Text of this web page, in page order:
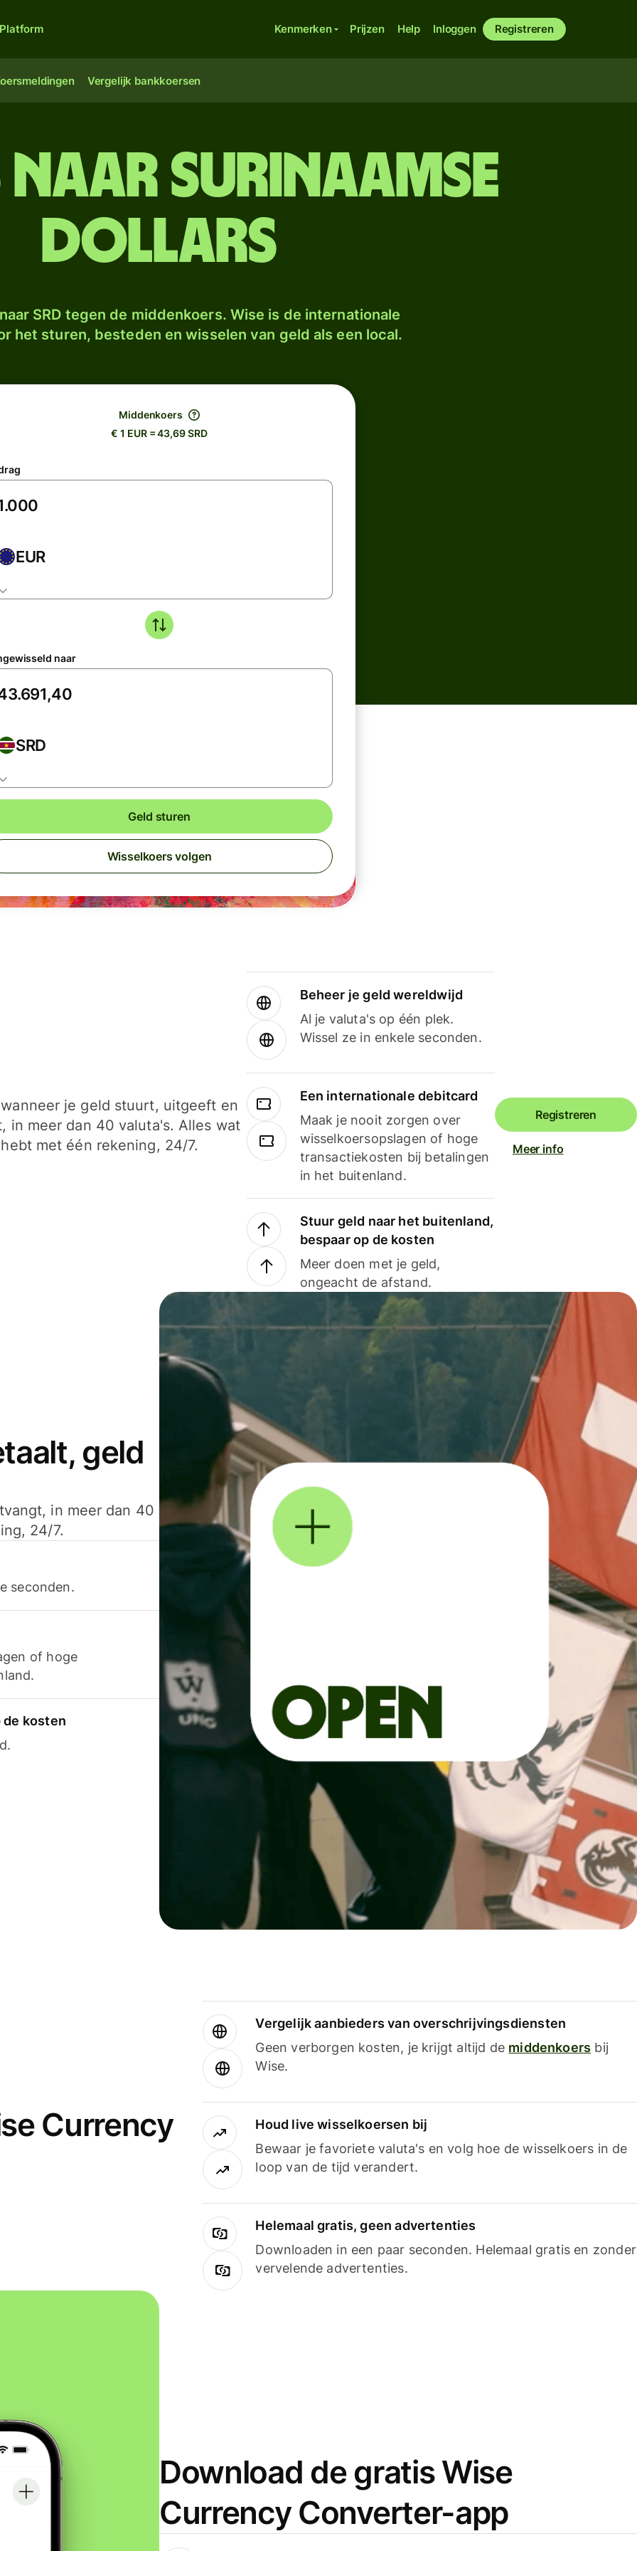
Platform Kenmerken Prijzen Help Inloggen Registreren
Vergelijk bankkoersen
Surinaamse
dollars
SRD tegen de middenkoers. Wise is de internationale
het sturen, besteden en wisselen van geld als een local.
Middenkoers
€ 1 EUR = 43,69 SRD
EUR
naar
SRD
Geld sturen
Wisselkoers volgen
je geld stuurt, uitgeeft en
in meer dan 40 valuta's. Alles wat
met één rekening, 24/7.
Beheer je geld wereldwijd
Al je valuta's op één plek.
Wissel ze in enkele seconden.
Een internationale debitcard
Maak je nooit zorgen over
wisselkoersopslagen of hoge
transactiekosten bij betalingen
in het buitenland.
Stuur geld naar het buitenland,
bespaar op de kosten
Meer doen met je geld,
ongeacht de afstand.
Registreren
Meer info
geld
in meer dan 40
24/7.
seconden.
of hoge
de kosten
Currency
Vergelijk aanbieders van overschrijvingsdiensten
Geen verborgen kosten, je krijgt altijd de middenkoers bij
Wise.
Houd live wisselkoersen bij
Bewaar je favoriete valuta's en volg hoe de wisselkoers in de
loop van de tijd verandert.
Helemaal gratis, geen advertenties
Downloaden in een paar seconden. Helemaal gratis en zonder
vervelende advertenties.
Download de gratis Wise
Currency Converter-app